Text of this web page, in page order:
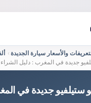
والأسعار سيارة الجديدة ›
جديدة في المغرب : دليل الشراء
ستيلفيو جديدة في